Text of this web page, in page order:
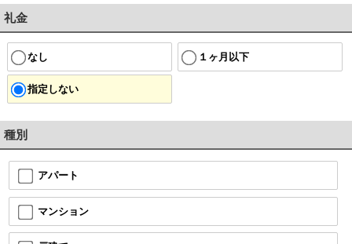
礼金
なし １ヶ月以下
指定しない
種別
アパート
マンション